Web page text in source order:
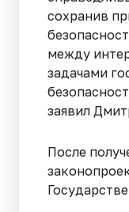
сохранив
между
задачами
заявил
После